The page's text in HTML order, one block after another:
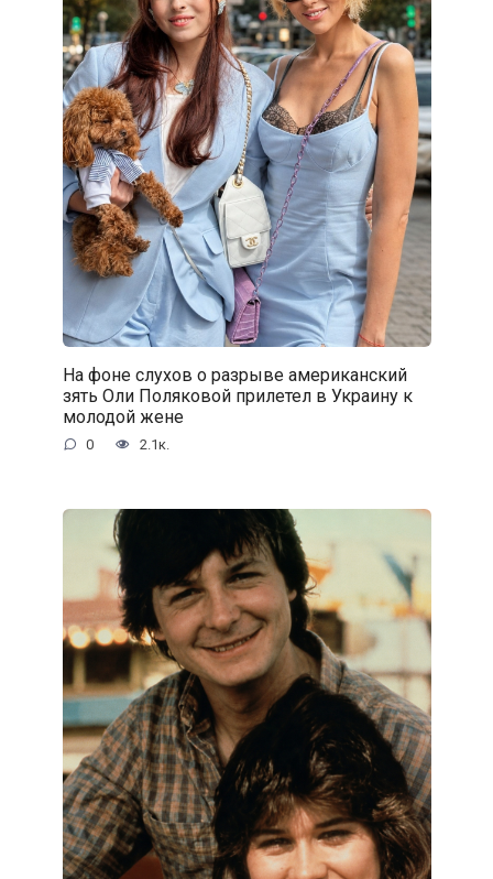
На фоне слухов о разрыве американский
зять Оли Поляковой прилетел в Украину к
молодой жене
0 2.1к.